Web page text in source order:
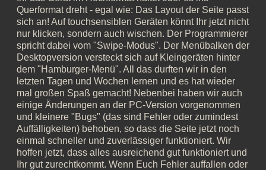
Querformat dreht - egal wie: Das Layout der Seite passt
sich an! Auf touchsensiblen Geräten könnt Ihr jetzt nicht
nur klicken, sondern auch wischen. Der Programmierer
spricht dabei vom "Swipe-Modus". Der Menübalken der
Desktopversion versteckt sich auf Kleingeräten hinter
dem "Hamburger-Menü". All das durften wir in den
letzten Tagen und Wochen lernen und es hat wieder
mal großen Spaß gemacht! Nebenbei haben wir auch
einige Änderungen an der PC-Version vorgenommen
und kleinere "Bugs" (das sind Fehler oder zumindest
Auffälligkeiten) behoben, so dass die Seite jetzt noch
einmal schneller und zuverlässiger funktioniert. Wir
hoffen jetzt, dass alles ausreichend gut funktioniert und
Ihr gut zurechtkommt. Wenn Euch Fehler auffallen oder